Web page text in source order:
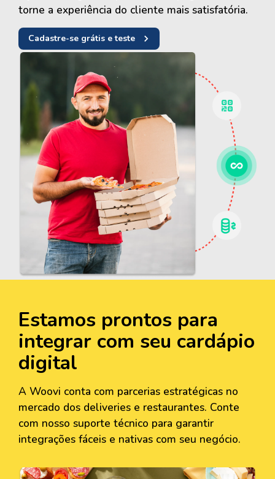
torne a experiência do cliente mais satisfatória.
Cadastre-se grátis e teste
Estamos prontos para
integrar com seu cardápio
digital
A Woovi conta com parcerias estratégicas no
mercado dos deliveries e restaurantes. Conte
com nosso suporte técnico para garantir
integrações fáceis e nativas com seu negócio.